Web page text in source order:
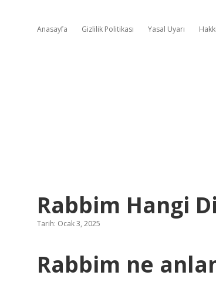
Anasayfa Gizlilik Politikası Yasal Uyarı
Rabbim Hangi
Tarih: Ocak 3, 2025
Rabbim ne